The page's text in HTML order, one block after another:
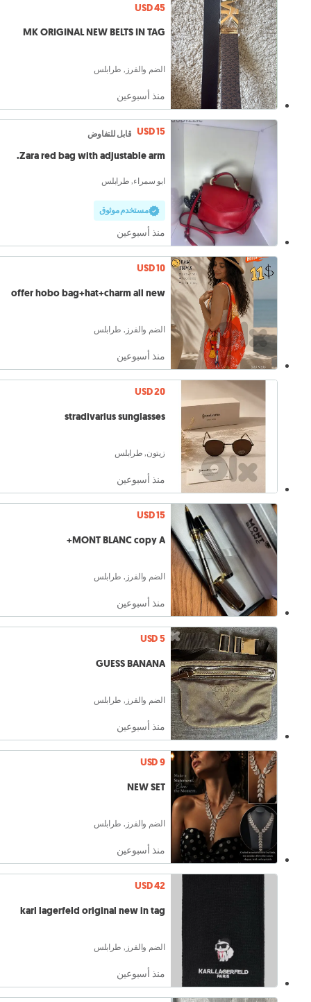
USD 45
MK ORIGINAL NEW BELTS IN TAG
الضم والفرز, طرابلس
منذ أسبوعين
USD 15 قابل للتفاوض
Zara red bag with adjustable arm.
ابو سمراء, طرابلس
مستخدم موثوق
منذ أسبوعين
USD 10
offer hobo bag+hat+charm all new
الضم والفرز, طرابلس
منذ أسبوعين
USD 20
stradivarius sunglasses
زيتون, طرابلس
منذ أسبوعين
USD 15
MONT BLANC copy A+
الضم والفرز, طرابلس
منذ أسبوعين
USD 5
GUESS BANANA
الضم والفرز, طرابلس
منذ أسبوعين
USD 9
NEW SET
الضم والفرز, طرابلس
منذ أسبوعين
USD 42
karl lagerfeld original new in tag
الضم والفرز, طرابلس
منذ أسبوعين